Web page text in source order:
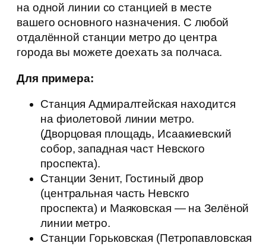
на одной линии со станцией в месте
вашего основного назначения. С любой
отдалённой станции метро до центра
города вы можете доехать за полчаса.
Для примера:
Станция Адмиралтейская находится
на фиолетовой линии метро.
(Дворцовая площадь, Исаакиевский
собор, западная част Невского
проспекта).
Станции Зенит, Гостиный двор
(центральная часть Невскго
проспекта) и Маяковская — на Зелёной
линии метро.
Станции Горьковская (Петропавловская